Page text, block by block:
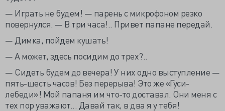
— Играть не будем! — парень с микрофоном резко
повернулся. — В три часа!.. Привет папане передай.
— Димка, пойдем кушать!
— А может, здесь посидим до трех?..
— Сидеть будем до вечера! У них одно выступление —
пять-шесть часов! Без перерыва! Это же «Гуси-
лебеди»! Мой папаня им что-то доставал. Они меня с
тех пор уважают... Давай так, в два я у тебя!